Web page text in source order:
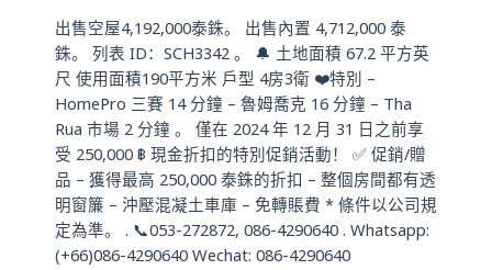
p
p
出售空屋4,192,000泰銖。 出售內置 4,712,000 泰
銖。 列表 ID：SCH3342 。 🔔 土地面積 67.2 平方英
尺 使用面積190平方米 戶型 4房3衛 ❤️特別 –
HomePro 三賽 14 分鐘 – 魯姆喬克 16 分鐘 – Tha
Rua 市場 2 分鐘 。 僅在 2024 年 12 月 31 日之前享
受 250,000 ฿ 現金折扣的特別促銷活動！ ✅ 促銷/贈
品 – 獲得最高 250,000 泰銖的折扣 – 整個房間都有透
明窗簾 – 沖壓混凝土車庫 – 免轉賬費 * 條件以公司規
定為準。 . 📞053-272872, 086-4290640 . Whatsapp:
(+66)086-4290640 Wechat: 086-4290640